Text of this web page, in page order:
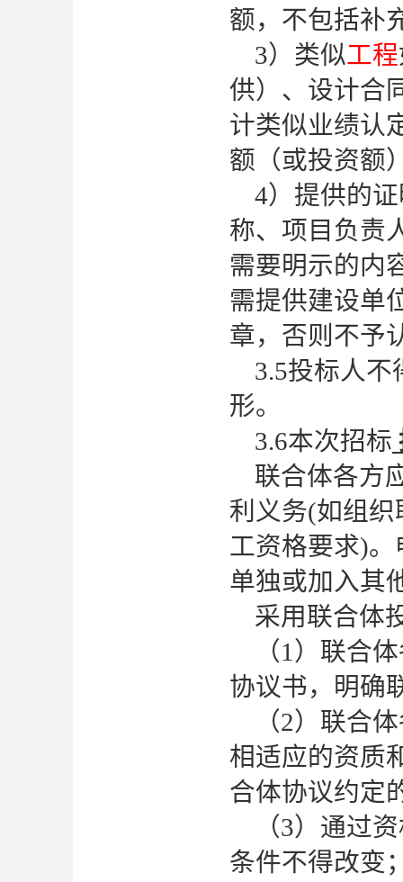
额，不包括补
3）类似工程
供）、设计合
计类似业绩认
额（或投资额
4）提供的
称、项目负责
需要明示的内
需提供建设单
章，否则不予
3.5投标人不
形。
3.6本次招标
联合体各方
利义务(如组织
工资格要求)
单独或加入其
采用联合体
（1）联合
协议书，明确
（2）联合
相适应的资质
合体协议约定
（3）通过
条件不得改变